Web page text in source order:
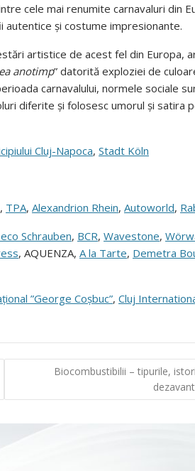
cele mai renumite carnavaluri din
și costume impresionante.
artistice de acest fel din Europa,
anotimp” datorită exploziei de
carnavalului, normele sociale
diferite și folosesc umorul și satira
Cluj-Napoca, Stadt Köln
, TPA, Alexandrion Rhein, Autoworld,
Schrauben, BCR, Wavestone,
, AQUENZA, A la Tarte, Demetra
”George Coșbuc”, Cluj
Biocombustibilii – tipurile,